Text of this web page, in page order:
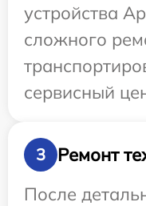
устройства
сложного
сервисный
3
Ремонт
После